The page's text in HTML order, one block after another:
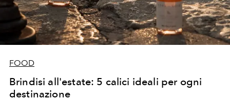
FOOD
Brindisi all'estate: 5 calici ideali per ogni
destinazione